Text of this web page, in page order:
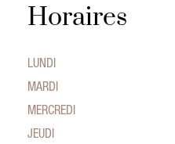
Horaires
LUNDI
MARDI
MERCREDI
JEUDI